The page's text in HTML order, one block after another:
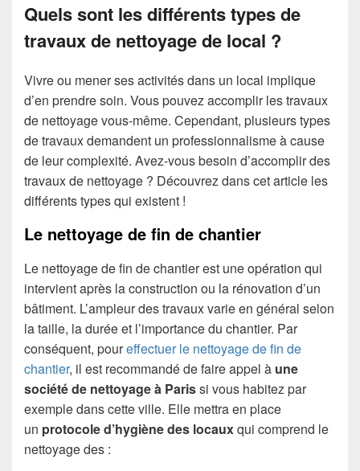
Quels sont les différents types de
travaux de nettoyage de local ?
Vivre ou mener ses activités dans un local implique
d’en prendre soin. Vous pouvez accomplir les travaux
de nettoyage vous-même. Cependant, plusieurs types
de travaux demandent un professionnalisme à cause
de leur complexité. Avez-vous besoin d’accomplir des
travaux de nettoyage ? Découvrez dans cet article les
différents types qui existent !
Le nettoyage de fin de chantier
Le nettoyage de fin de chantier est une opération qui
intervient après la construction ou la rénovation d’un
bâtiment. L’ampleur des travaux varie en général selon
la taille, la durée et l’importance du chantier. Par
conséquent, poureffectuer le nettoyage de fin de
chantier, il est recommandé de faire appel à une
société de nettoyageà Parissi vous habitez par
exemple dans cette ville. Elle mettra en place
un protocole d’hygiène des locauxqui comprend le
nettoyage des :